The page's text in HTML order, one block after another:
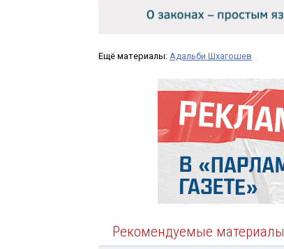
Ещё материалы: Адальби Шхагошев
Рекомендуемые материалы